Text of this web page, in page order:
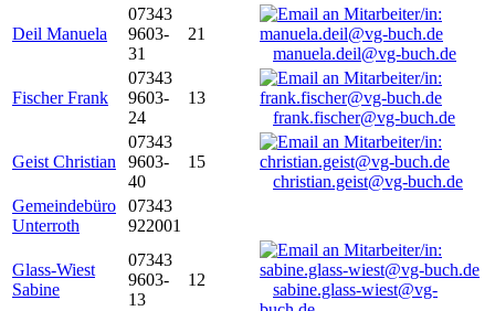
Deil Manuela
07343
9603-
31
21
manuela.deil@vg-buch.de
Fischer Frank
07343
9603-
24
13
frank.fischer@vg-buch.de
Geist Christian
07343
9603-
40
15
christian.geist@vg-buch.de
Gemeindebüro
Unterroth
07343
922001
Glass-Wiest
Sabine
07343
9603-
13
12
sabine.glass-wiest@vg-